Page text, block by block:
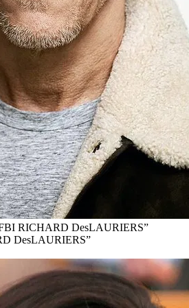
RICHARD DesLAURIERS”
DesLAURIERS”